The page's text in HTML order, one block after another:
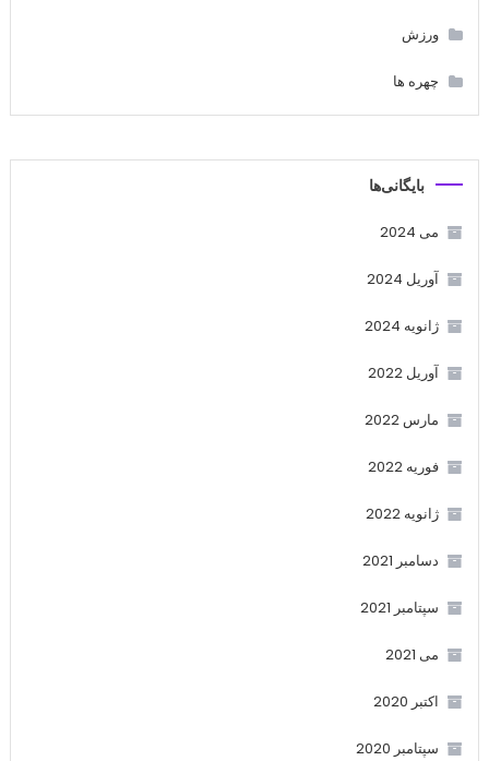
ورزش
چهره ها
بایگانی‌ها
می 2024
آوریل 2024
ژانویه 2024
آوریل 2022
مارس 2022
فوریه 2022
ژانویه 2022
دسامبر 2021
سپتامبر 2021
می 2021
اکتبر 2020
سپتامبر 2020